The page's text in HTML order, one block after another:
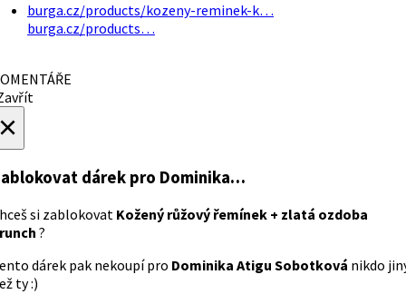
burga.cz/products/kozeny-reminek-k…
burga.cz/products…
dárek pro Dominika…
si zablokovat Kožený růžový řemínek + zlatá ozdoba
?
dárek pak nekoupí pro Dominika Atigu Sobotková nikdo
ty :)